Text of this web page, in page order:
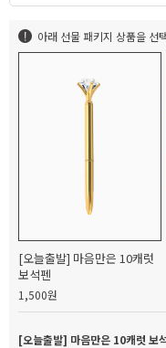
아래 선물 패키지 상품을 선
[오늘출발] 마음만은 10캐럿
보석펜
1,500원
[오늘출발] 마음만은 10캐럿 보